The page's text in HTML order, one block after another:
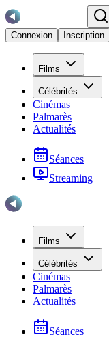
Connexion
Inscription
Films
Célébrités
Cinémas
Palmarès
Actualités
Séances
Streaming
Films
Célébrités
Cinémas
Palmarès
Actualités
Séances